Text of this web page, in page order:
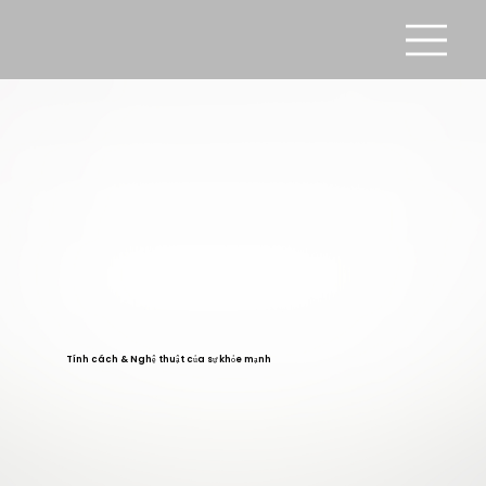
Tính cách & Nghệ thuật của sự khỏe mạnh